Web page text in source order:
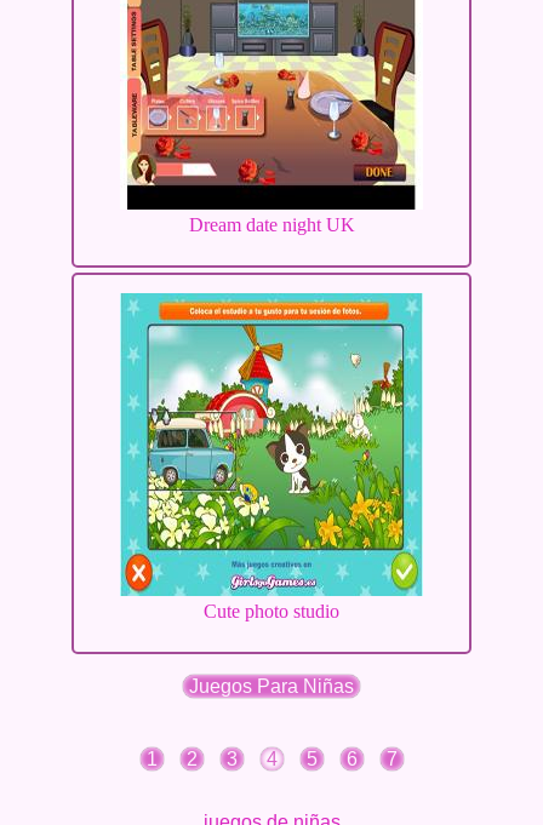
Dream date night UK
Cute photo studio
Juegos Para Niñas
1 2 3 4 5 6 7